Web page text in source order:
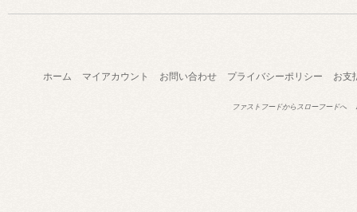
ホーム マイアカウント お問い合わせ プライバシーポリシー お支
ファストフードからスローフードへ